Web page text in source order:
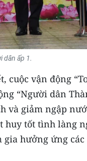
dân ấp 1.
cuộc vận động
“Người dân
và giảm ngập
huy tốt tình làng
hưởng ứng các